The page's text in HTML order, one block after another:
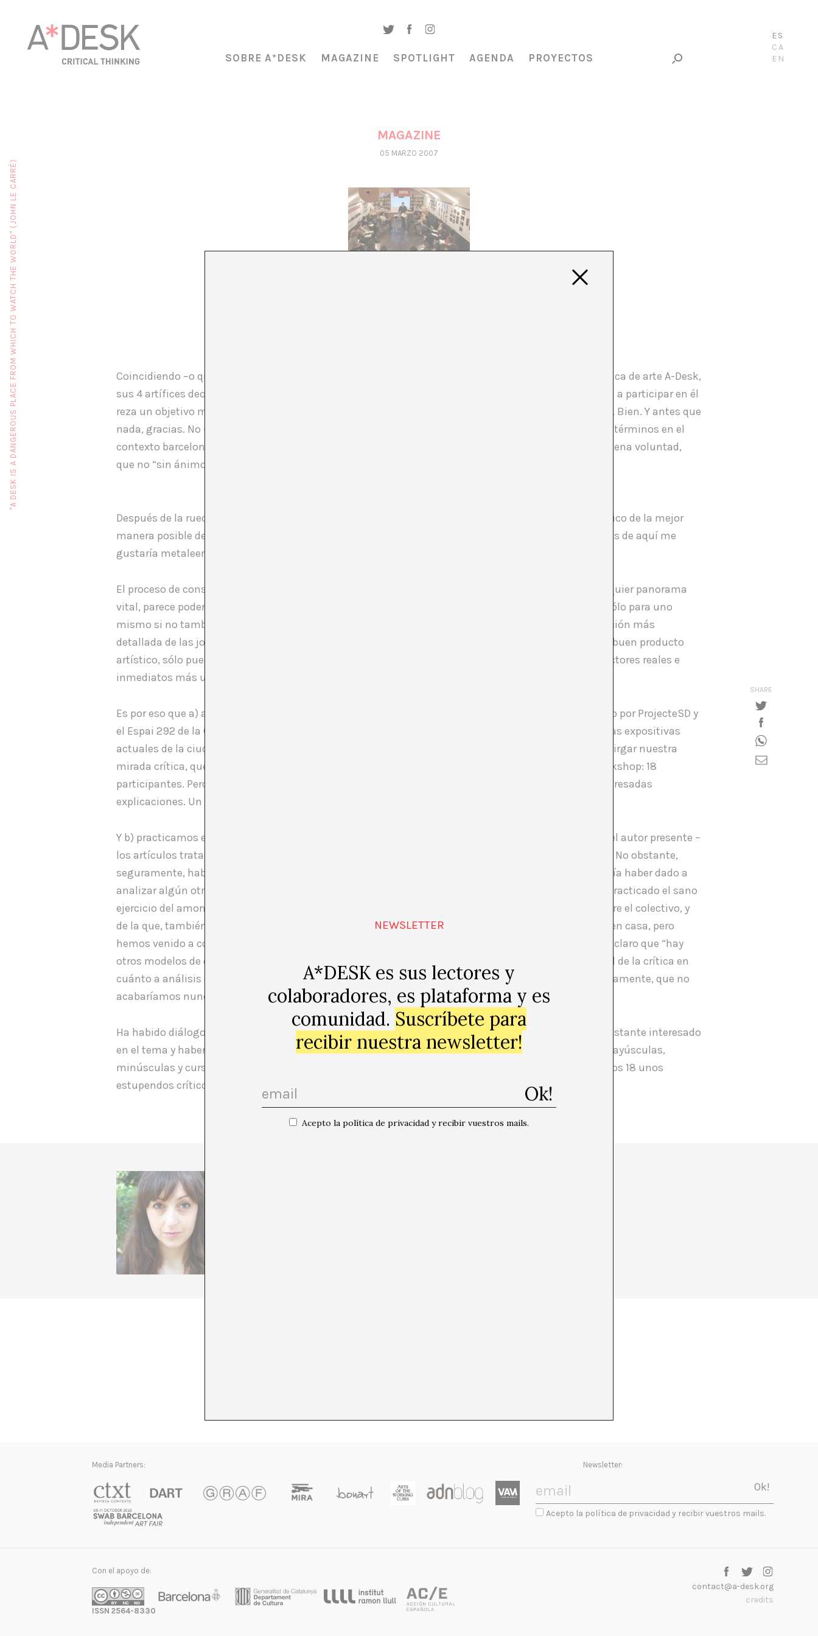
ES
CA
EN
SOBRE A*DESK MAGAZINE SPOTLIGHT AGENDA PROYECTOS
MAGAZINE
05 MARZO 2007
Coincidiendo –o quizá por este motivo- con el primer aniversario de la publicación de la revista de crítica de arte A-Desk,
sus 4 artífices deciden organizar un workshop de crítica de arte tentadoramente abierto. La invitación a participar en él
reza un objetivo muy claro: “La profundización de las herramientas en el pensamiento crítico en arte”. Bien. Y antes que
nada, gracias. No –repito- “NO es nada fácil encontrar espacios para el diálogo y la discusión en éstos términos en el
contexto barcelonés, y mucho menos articulados con una pretensión formativa seria basada en la buena voluntad,
que no “sin ánimo de lucro”; pero esto ya es harina de otro costal. Costado.
Después de la rueda de presentaciones de rigor –abstenerse vergonzosos- abordamos el tema específico de la mejor
manera posible desde los sótanos de La Central de Elisabets: leyendo, valorando y deduciendo. Pero des de aquí me
gustaría metaleer, metavalorar y metadeducir.
El proceso de construcción de una actitud crítica, frente al arte en este caso, aunque aplicable a cualquier panorama
vital, parece poder ser educado y formado hasta el punto de conseguir producir un trabajo válido no sólo para uno
mismo si no también para los demás. O al menos estas son nuestras expectativas. Pero una observación más
detallada de las jornadas más intensas del taller demuestran que un buen producto crítico, como un buen producto
artístico, sólo puede ser la conclusión estudiada resultante de un conocimiento extremo de varios factores reales e
inmediatos más un nivel de interés comprometido.
Es por eso que a) andamos desde la galería Estrany-de la Mota hasta la Nogueras-Blanchard, pasando por ProjecteSD y
el Espai 292 de la Galería Senda, una selección válida y suficientemente heterogénea de las propuestas expositivas
actuales de la ciudad. La premisa era un enfoque distinto al del espectador común; se trataba de desvirgar nuestra
mirada crítica, que no acusadora. El único problema de la excursión fue precisamente el éxito del workshop: 18
participantes. Pero dispusimos de directores y comisarios en cada una de las paradas y de sus desinteresadas
explicaciones. Un lujo.
Y b) practicamos el comentario de texto crítico en comunidad. Otro lujo poder hablar de un texto con el autor presente –
los artículos tratados procedían todos de la revista-, con un margen de aclaraciones infinito y exacto. No obstante,
seguramente, habiendo alternado una dichas lecturas con otras de autores ausentes, no sólo se podría haber dado a
analizar algún otro nombre del panorama crítico contemporáneo, sino que también se podría haber practicado el sano
ejercicio del amontonamiento de dudas sobre su preciso significado, una práctica muy extendida entre el colectivo, y
de la que, también es cierto, hemos tenido a espuertas. Desde luego esto es algo que podemos hacer en casa, pero
hemos venido a contrastar. Evidentemente nadie ha pretendido crear escuela en esta semana, queda claro que “hay
otros modelos de crítica” y que A-Desk “ha configurado su propio estilo” pero si reivindicamos el papel de la crítica en
cuánto a análisis de posición, también entendemos que la posición no tiene límites, o por decirlo claramente, que no
acabaríamos nunca.
Ha habido diálogo, ha habido discusión en un sótano en el que podría haber entrado un elefante lo bastante interesado
en el tema y haber entendido de qué iba todo esto. Se ha hablado de mercado, de display, de arte en mayúsculas,
minúsculas y cursiva y lo más importante: se ha conseguido activar unos dispositivos que harán de los 18 unos
estupendos críticos de arte.
SHARE
Media Partners: Newsletter:
Acepto la política de privacidad y recibir vuestros mails.
Con el apoyo de:
ISSN 2564-8330
contact@a-desk.org
credits
NEWSLETTER
A*DESK es sus lectores y
colaboradores, es plataforma y es
comunidad. Suscríbete para
recibir nuestra newsletter!
Acepto la política de privacidad y recibir vuestros mails.
"A DESK IS A DANGEROUS PLACE FROM WHICH TO WATCH THE WORLD" (JOHN LE CARRÉ)